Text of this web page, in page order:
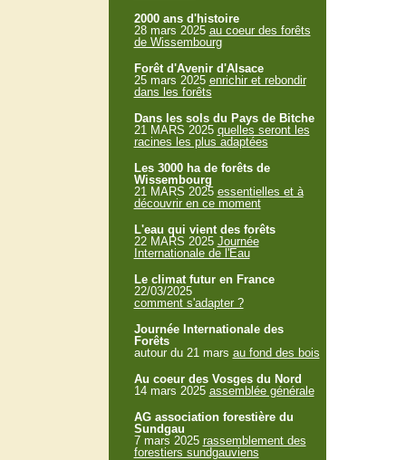
2000 ans d'histoire
28 mars 2025 au coeur des forêts
de Wissembourg
Forêt d'Avenir d'Alsace
25 mars 2025 enrichir et rebondir
dans les forêts
Dans les sols du Pays de Bitche
21 MARS 2025 quelles seront les
racines les plus adaptées
Les 3000 ha de forêts de
Wissembourg
21 MARS 2025 essentielles et à
découvrir en ce moment
L'eau qui vient des forêts
22 MARS 2025 Journée
Internationale de l'Eau
Le climat futur en France
22/03/2025
comment s'adapter ?
Journée Internationale des
Forêts
autour du 21 mars au fond des bois
Au coeur des Vosges du Nord
14 mars 2025 assemblée générale
AG association forestière du
Sundgau
7 mars 2025 rassemblement des
forestiers sundgauviens